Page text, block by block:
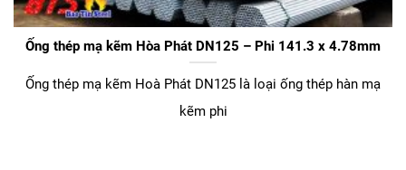
Ống thép mạ kẽm Hòa Phát DN125 – Phi 141.3 x 4.78mm
Ống thép mạ kẽm Hoà Phát DN125 là loại ống thép hàn mạ
kẽm phi